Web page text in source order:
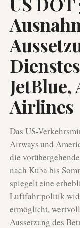
JetBlue,
Airlines
Das US-
Airways und
die
nach Kuba bis
spiegelt eine
Luftfahrtpolitik
ermöglicht,
Aussetzung des